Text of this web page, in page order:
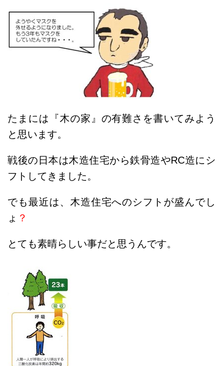
たまには『木の家』の有難さを書いてみよう
と思います。
戦後の日本は木造住宅から鉄骨造やRC造にシ
フトしてきました。
でも最近は、木造住宅へのシフトが盛んでし
ょ ？
とても素晴らしい事だと思うんです。